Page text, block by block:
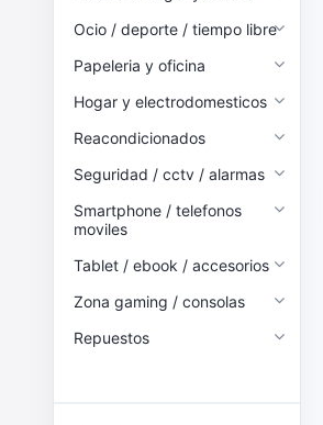
Ocio / deporte / tiempo libre
Papeleria y oficina
Hogar y electrodomesticos
Reacondicionados
Seguridad / cctv / alarmas
Smartphone / telefonos
moviles
Tablet / ebook / accesorios
Zona gaming / consolas
Repuestos